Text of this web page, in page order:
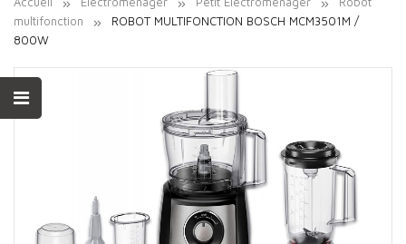
multifonction
ROBOT MULTIFONCTION BOSCH MCM3501M /
800W